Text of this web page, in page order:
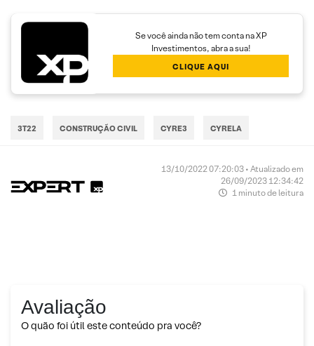
Se você ainda não tem conta na XP
Investimentos, abra a sua!
CLIQUE AQUI
3T22 CONSTRUÇÃO CIVIL CYRE3 CYRELA
13/10/2022 07:20:03 • Atualizado em
26/09/2023 12:34:42
1 minuto de leitura
Avaliação
O quão foi útil este conteúdo pra você?